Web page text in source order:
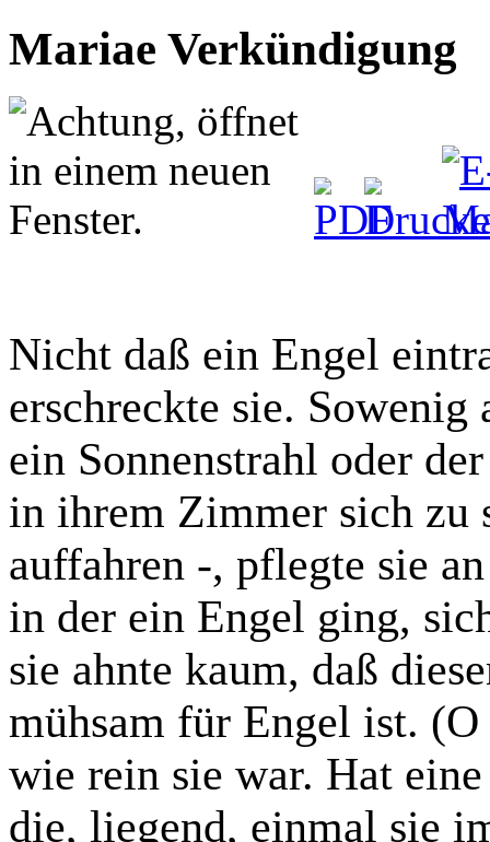
Mariae Verkündigung
Nicht daß ein Engel
erschreckte sie. Sowenig
ein Sonnenstrahl oder
in ihrem Zimmer sich zu
auffahren -, pflegte sie
in der ein Engel ging,
sie ahnte kaum, daß
mühsam für Engel ist.
wie rein sie war. Hat
die, liegend, einmal sie